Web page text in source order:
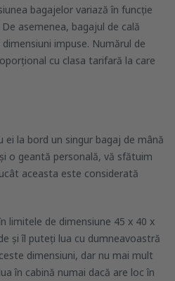
bagajelor variază în funcție
asemenea, bagajul de cală
impuse. Numărul de
cu clasa tarifară la care
ei la bord un singur bagaj de mână
o geantă personală, vă sfătuim
aceasta este considerată
limitele de dimensiune 45 x 40 x
și îl puteți lua cu dumneavoastră
dimensiuni, dar nu mai mult
în cabină numai dacă are loc în